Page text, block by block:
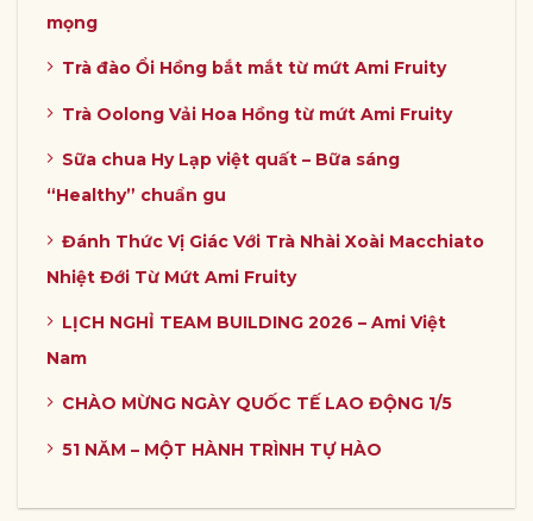
mọng
Trà đào Ổi Hồng bắt mắt từ mứt Ami Fruity
Trà Oolong Vải Hoa Hồng từ mứt Ami Fruity
Sữa chua Hy Lạp việt quất – Bữa sáng
“Healthy” chuẩn gu
Đánh Thức Vị Giác Với Trà Nhài Xoài Macchiato
Nhiệt Đới Từ Mứt Ami Fruity
LỊCH NGHỈ TEAM BUILDING 2026 – Ami Việt
Nam
CHÀO MỪNG NGÀY QUỐC TẾ LAO ĐỘNG 1/5
51 NĂM – MỘT HÀNH TRÌNH TỰ HÀO